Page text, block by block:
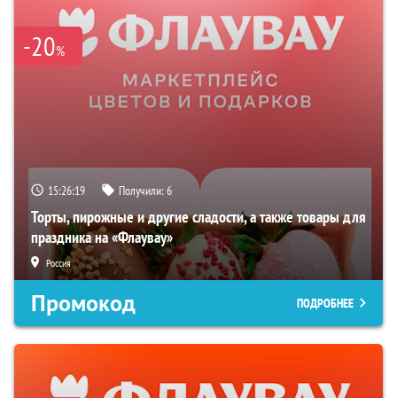
-20%
15:26:18 Получили:6
Торты, пирожные и другие сладости, а также товары для
праздника на «Флаувау»
Россия
Промокод ПОДРОБНЕЕ